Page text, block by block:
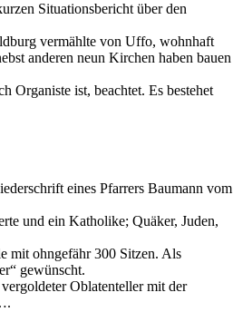
Situationsbericht über den
vermählte von Uffo, wohnhaft
anderen neun Kirchen haben bauen
Organiste ist, beachtet. Es bestehet
eines Pfarrers Baumann vom
und ein Katholike; Quäker, Juden,
mit ohngefähr 300 Sitzen. Als
gewünscht.
Oblatenteller mit der